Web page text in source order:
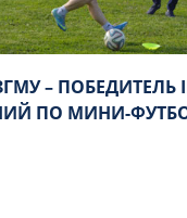
– ПОБЕДИТЕЛЬ
ПО МИНИ-